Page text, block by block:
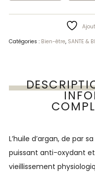
Catégories : Bien-être, SANTE &
L’huile d’argan, de par
puissant anti-oxydant
vieillissement